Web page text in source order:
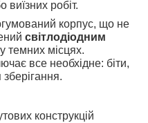
виїзних робіт.
корпус, що не
світлодіодним
темних місцях.
все необхідне: біти,
конструкцій